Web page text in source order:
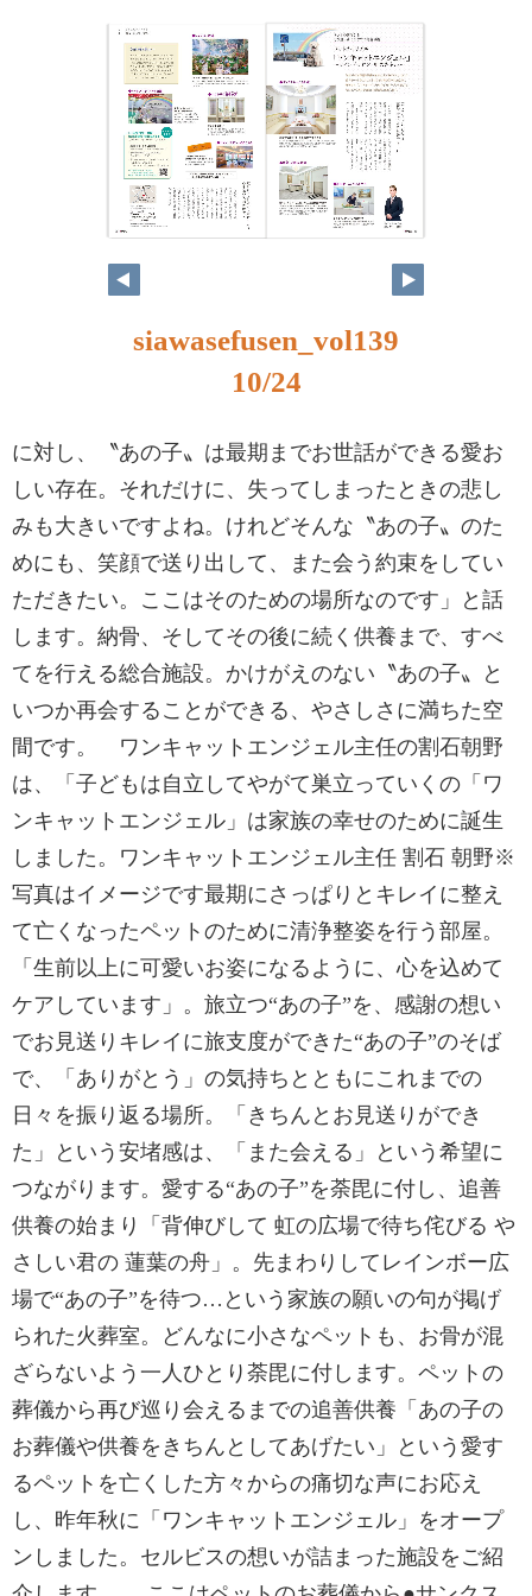
siawasefusen_vol139
10/24
に対し、〝あの子〟は最期までお世話ができる愛お
しい存在。それだけに、失ってしまったときの悲し
みも大きいですよね。けれどそんな〝あの子〟のた
めにも、笑顔で送り出して、また会う約束をしてい
ただきたい。ここはそのための場所なのです」と話
します。納骨、そしてその後に続く供養まで、すべ
てを行える総合施設。かけがえのない〝あの子〟と
いつか再会することができる、やさしさに満ちた空
間です。 ワンキャットエンジェル主任の割石朝野
は、「子どもは自立してやがて巣立っていくの「ワ
ンキャットエンジェル」は家族の幸せのために誕生
しました。ワンキャットエンジェル主任 割石 朝野※
写真はイメージです最期にさっぱりとキレイに整え
て亡くなったペットのために清浄整姿を行う部屋。
「生前以上に可愛いお姿になるように、心を込めて
ケアしています」。旅立つ“あの子”を、感謝の想い
でお見送りキレイに旅支度ができた“あの子”のそば
で、「ありがとう」の気持ちとともにこれまでの
日々を振り返る場所。「きちんとお見送りができ
た」という安堵感は、「また会える」という希望に
つながります。愛する“あの子”を荼毘に付し、追善
供養の始まり「背伸びして 虹の広場で待ち侘びる や
さしい君の 蓮葉の舟」。先まわりしてレインボー広
場で“あの子”を待つ…という家族の願いの句が掲げ
られた火葬室。どんなに小さなペットも、お骨が混
ざらないよう一人ひとり荼毘に付します。ペットの
葬儀から再び巡り会えるまでの追善供養「あの子の
お葬儀や供養をきちんとしてあげたい」という愛す
るペットを亡くした方々からの痛切な声にお応え
し、昨年秋に「ワンキャットエンジェル」をオープ
ンしました。セルビスの想いが詰まった施設をご紹